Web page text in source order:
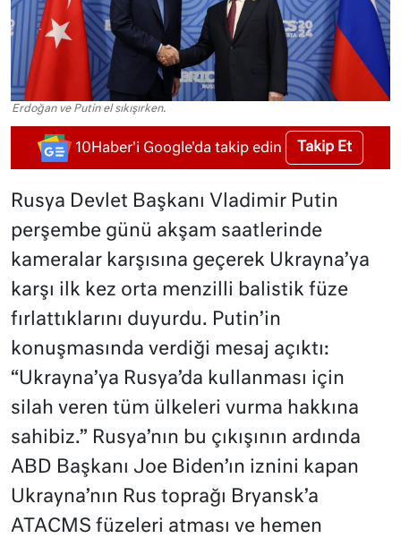
Erdoğan ve Putin el sıkışırken.
10Haber'i Google'da takip edin Takip Et
Rusya Devlet Başkanı Vladimir Putin
perşembe günü akşam saatlerinde
kameralar karşısına geçerek Ukrayna’ya
karşı ilk kez orta menzilli balistik füze
fırlattıklarını duyurdu. Putin’in
konuşmasında verdiği mesaj açıktı:
“Ukrayna’ya Rusya’da kullanması için
silah veren tüm ülkeleri vurma hakkına
sahibiz.” Rusya’nın bu çıkışının ardında
ABD Başkanı Joe Biden’ın iznini kapan
Ukrayna’nın Rus toprağı Bryansk’a
ATACMS füzeleri atması ve hemen